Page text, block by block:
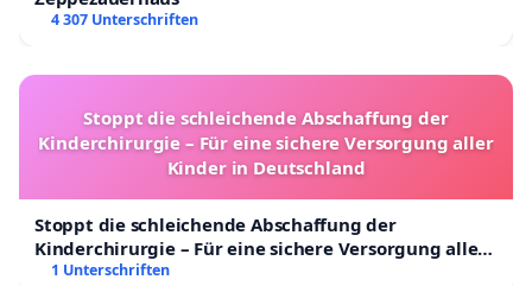
4 307 Unterschriften
Stoppt die schleichende Abschaffung der
Kinderchirurgie – Für eine sichere Versorgung aller
Kinder in Deutschland
Stoppt die schleichende Abschaffung der
Kinderchirurgie – Für eine sichere Versorgung aller
Kinder in Deutschland
1 Unterschriften